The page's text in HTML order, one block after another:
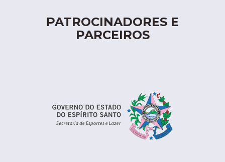
PATROCINADORES E
PARCEIROS